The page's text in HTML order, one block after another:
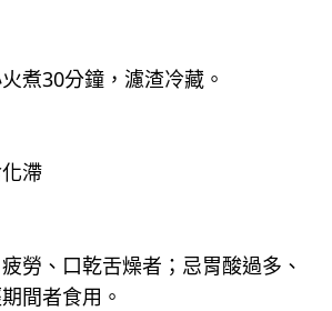
煮30分鐘，濾渣冷藏。
滯
勞、口乾舌燥者；忌胃酸過多、
間者食用。